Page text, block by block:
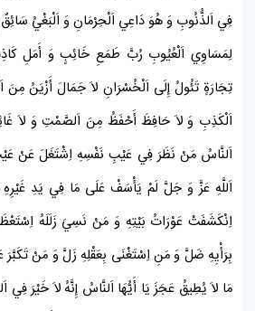
فِي اَلذُّنُوبِ وَ هُوَ دَاعِي اَلْحِرْمَانِ وَ اَلْبَغْيُ
لِمَسَاوِي اَلْعُيُوبِ رُبَّ طَمَعِ خَائِبٍ وَ أَمَلِ
تِجَارَةٍ تَئُولُ إِلَى اَلْخُسْرَانِ لاَ جَمَالَ أَزْيَنُ مِنَ
اَلْكَذِبِ وَ لاَ حَافِظَ أَحْفَظُ مِنَ اَلصَّمْتِ وَ لاَ
اَلنَّاسُ مَنْ نَظَرَ فِي عَيْبِ نَفْسِهِ اِشْتَغَلَ عَنْ
اَللَّهِ عَزَّ وَ جَلَّ لَمْ يَأْسَفْ عَلَى مَا فِي يَدِ
اِنْكَشَفَتْ عَوْرَاتُ بَيْتِهِ وَ مَنْ نَسِيَ زَلَلَهُ
بِرَأْيِهِ ضَلَّ وَ مَنِ اِسْتَغْنَى بِعَقْلِهِ زَلَّ وَ مَنْ
مَا لاَ يُطِيقُ عَجَزَ يَا أَيُّهَا اَلنَّاسُ إِنَّهُ لاَ خَيْرَ